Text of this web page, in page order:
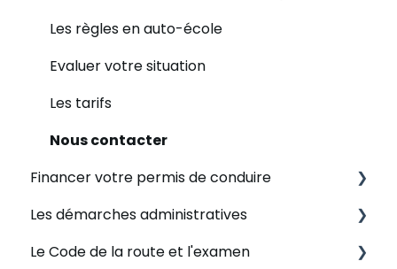
Les règles en auto-école
Evaluer votre situation
Les tarifs
Nous contacter
Financer votre permis de conduire
Le CPF
Les modalités de paiement
Les démarches administratives
Quel est votre situation ?
Le Code de la route et l'examen